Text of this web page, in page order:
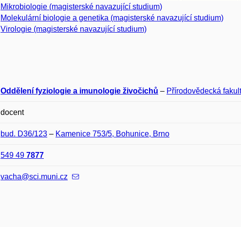
Mikrobiologie (magisterské navazující studium)
Molekulární biologie a genetika (magisterské navazující studium)
Virologie (magisterské navazující studium)
Oddělení fyziologie a imunologie živočichů – Přírodovědecká
docent
bud. D36/123 – Kamenice 753/5, Bohunice, Brno
549 49 7877
vacha@sci.muni.cz